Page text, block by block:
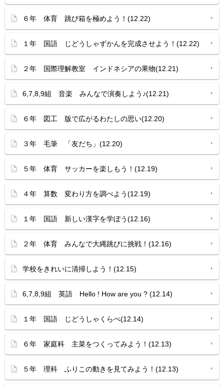
６年 体育 跳び箱を極めよう！(12.22)
１年 国語 じどうしゃずかんを完成させよう！(12.22)
２年 国際理解教室 インドネシアの果物(12.21)
6,7,8,9組 音楽 みんなで演奏しよう♪(12.21)
６年 図工 版で広がるわたしの思い(12.20)
３年 毛筆 「友だち」(12.20)
５年 体育 サッカーを楽しもう！(12.19)
４年 算数 変わり方を調べよう(12.19)
１年 国語 新しい漢字を学ぼう(12.16)
２年 体育 みんなで大縄跳びに挑戦！(12.16)
学校をきれいに清掃しよう！(12.15)
6,7,8,9組 英語 Hello ! How are you ? (12.14)
１年 国語 じどうしゃくらべ(12.14)
６年 家庭科 主菜をつくってみよう！(12.13)
５年 理科 ふりこの動きを見てみよう！(12.13)